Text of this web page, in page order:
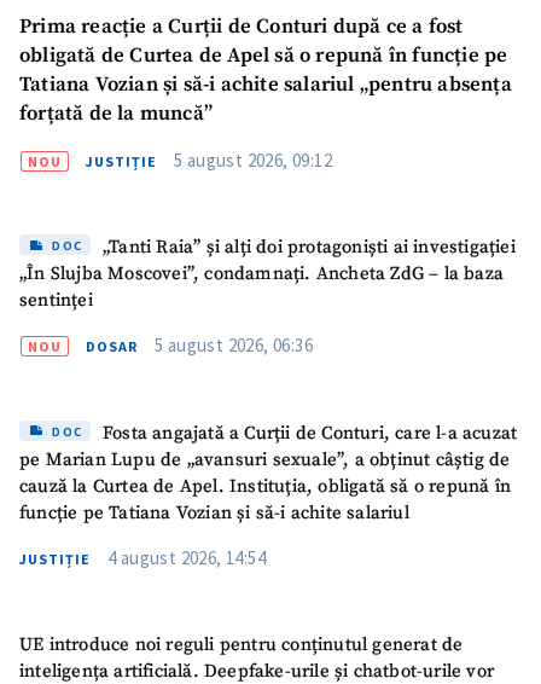
Prima reacție a Curții de Conturi după ce a fost
obligată de Curtea de Apel să o repună în funcție pe
Tatiana Vozian și să-i achite salariul „pentru absența
forțată de la muncă”
NOU JUSTIȚIE 5 august 2026, 09:12
DOC
„Tanti Raia” și alți doi protagoniști ai investigației
„În Slujba Moscovei”, condamnați. Ancheta ZdG – la baza
sentinței
NOU DOSAR 5 august 2026, 06:36
DOC
Fosta angajată a Curții de Conturi, care l-a acuzat
pe Marian Lupu de „avansuri sexuale”, a obținut câștig de
cauză la Curtea de Apel. Instituția, obligată să o repună în
funcție pe Tatiana Vozian și să-i achite salariul
JUSTIȚIE 4 august 2026, 14:54
UE introduce noi reguli pentru conținutul generat de
inteligența artificială. Deepfake-urile și chatbot-urile vor